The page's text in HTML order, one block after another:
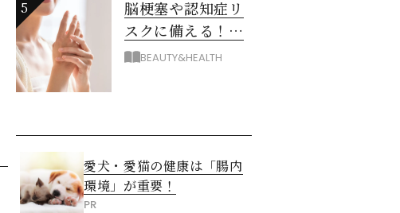
5
脳梗塞や認知症リ
スクに備える！ゴ
ースト血管を復活
BEAUTY&HEALTH
愛犬・愛猫の健康は「腸内
環境」が重要！
PR